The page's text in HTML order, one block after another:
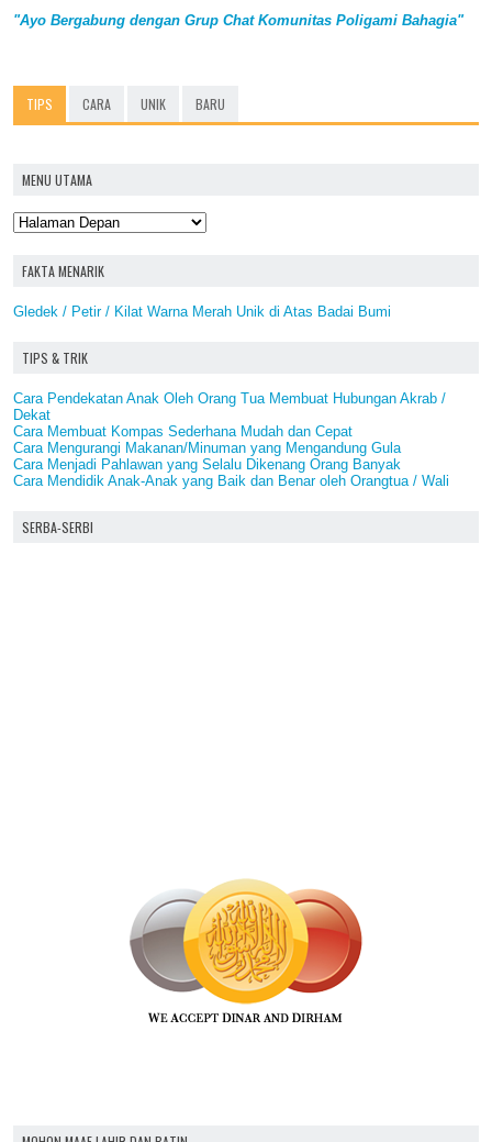
"Ayo Bergabung dengan Grup Chat Komunitas Poligami Bahagia"
TIPS CARA UNIK BARU
MENU UTAMA
FAKTA MENARIK
Gledek / Petir / Kilat Warna Merah Unik di Atas Badai Bumi
TIPS & TRIK
Cara Pendekatan Anak Oleh Orang Tua Membuat Hubungan Akrab /
Dekat
Cara Membuat Kompas Sederhana Mudah dan Cepat
Cara Mengurangi Makanan/Minuman yang Mengandung Gula
Cara Menjadi Pahlawan yang Selalu Dikenang Orang Banyak
Cara Mendidik Anak-Anak yang Baik dan Benar oleh Orangtua / Wali
SERBA-SERBI